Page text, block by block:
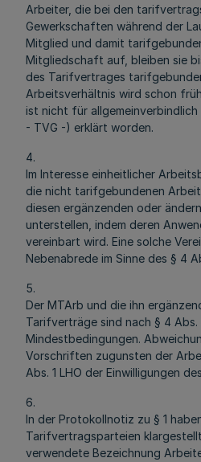
Arbeiter, die bei den
Gewerkschaften während der
Mitglied und damit
Mitgliedschaft auf, bleiben sie
des Tarifvertrages
Arbeitsverhältnis wird schon
ist nicht für
- TVG -) erklärt worden.
4.
Im Interesse einheitlicher
die nicht tarifgebundenen
diesen ergänzenden oder
unterstellen, indem deren
vereinbart wird. Eine solche
Nebenabrede im Sinne des § 4
5.
Der MTArb und die ihn
Tarifverträge sind nach § 4 Abs.
Mindestbedingungen.
Vorschriften zugunsten der
Abs. 1 LHO der Einwilligungen
6.
In der Protokollnotiz zu § 1
Tarifvertragsparteien
verwendete Bezeichnung